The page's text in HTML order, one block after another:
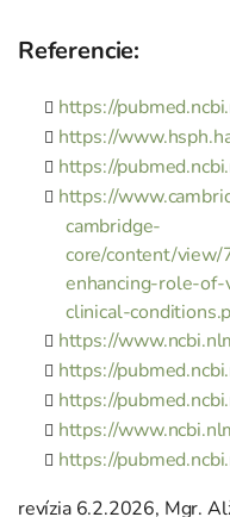
Referencie:
https://
https://
https://
https://
cambridge-
core/content/
enhancing-role-
clinical-
https://
https://
https://
https://
https://
revízia 6.2.2026, Mgr.